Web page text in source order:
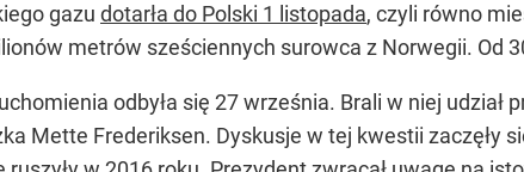
gazu dotarła do Polski 1 listopada, czyli równo
metrów sześciennych surowca z Norwegii. Od
odbyła się 27 września. Brali w niej
Mette Frederiksen. Dyskusje w tej kwestii zaczęły